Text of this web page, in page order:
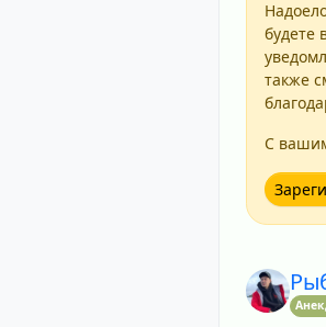
будете
также
С